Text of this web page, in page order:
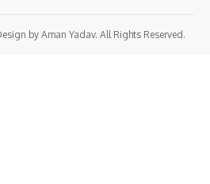
by Aman Yadav. All Rights Reserved.